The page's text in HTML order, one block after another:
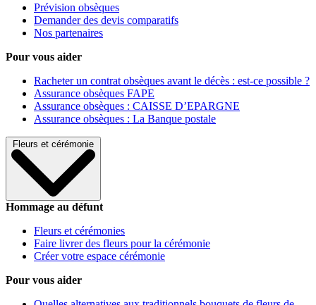
Prévision obsèques
Demander des devis comparatifs
Nos partenaires
Pour vous aider
Racheter un contrat obsèques avant le décès : est-ce possible ?
Assurance obsèques FAPE
Assurance obsèques : CAISSE D’EPARGNE
Assurance obsèques : La Banque postale
Fleurs et cérémonie
Hommage au défunt
Fleurs et cérémonies
Faire livrer des fleurs pour la cérémonie
Créer votre espace cérémonie
Pour vous aider